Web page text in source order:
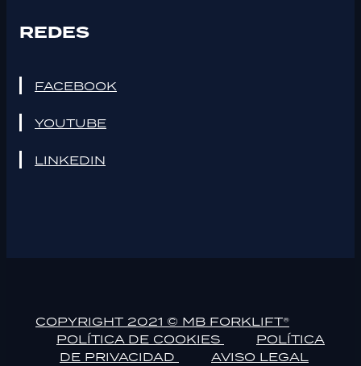
REDES
FACEBOOK
YOUTUBE
LINKEDIN
COPYRIGHT 2021 © MB FORKLIFT®
POLÍTICA DE COOKIES
POLÍTICA
DE PRIVACIDAD
AVISO LEGAL